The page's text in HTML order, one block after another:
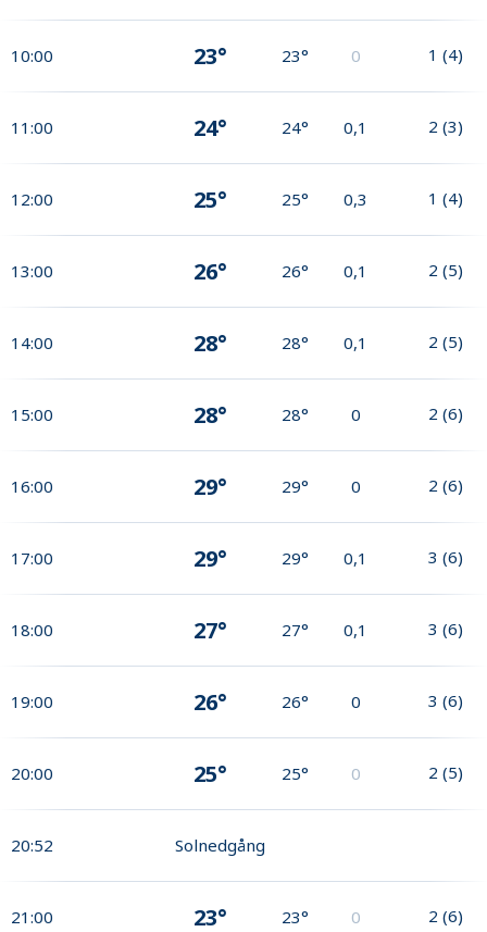
10:00 23° 23° 0 1 (4)
11:00 24° 24° 0,1 2 (3)
12:00 25° 25° 0,3 1 (4)
13:00 26° 26° 0,1 2 (5)
14:00 28° 28° 0,1 2 (5)
15:00 28° 28° 0 2 (6)
16:00 29° 29° 0 2 (6)
17:00 29° 29° 0,1 3 (6)
18:00 27° 27° 0,1 3 (6)
19:00 26° 26° 0 3 (6)
20:00 25° 25° 0 2 (5)
20:52 Solnedgång
21:00 23° 23° 0 2 (6)